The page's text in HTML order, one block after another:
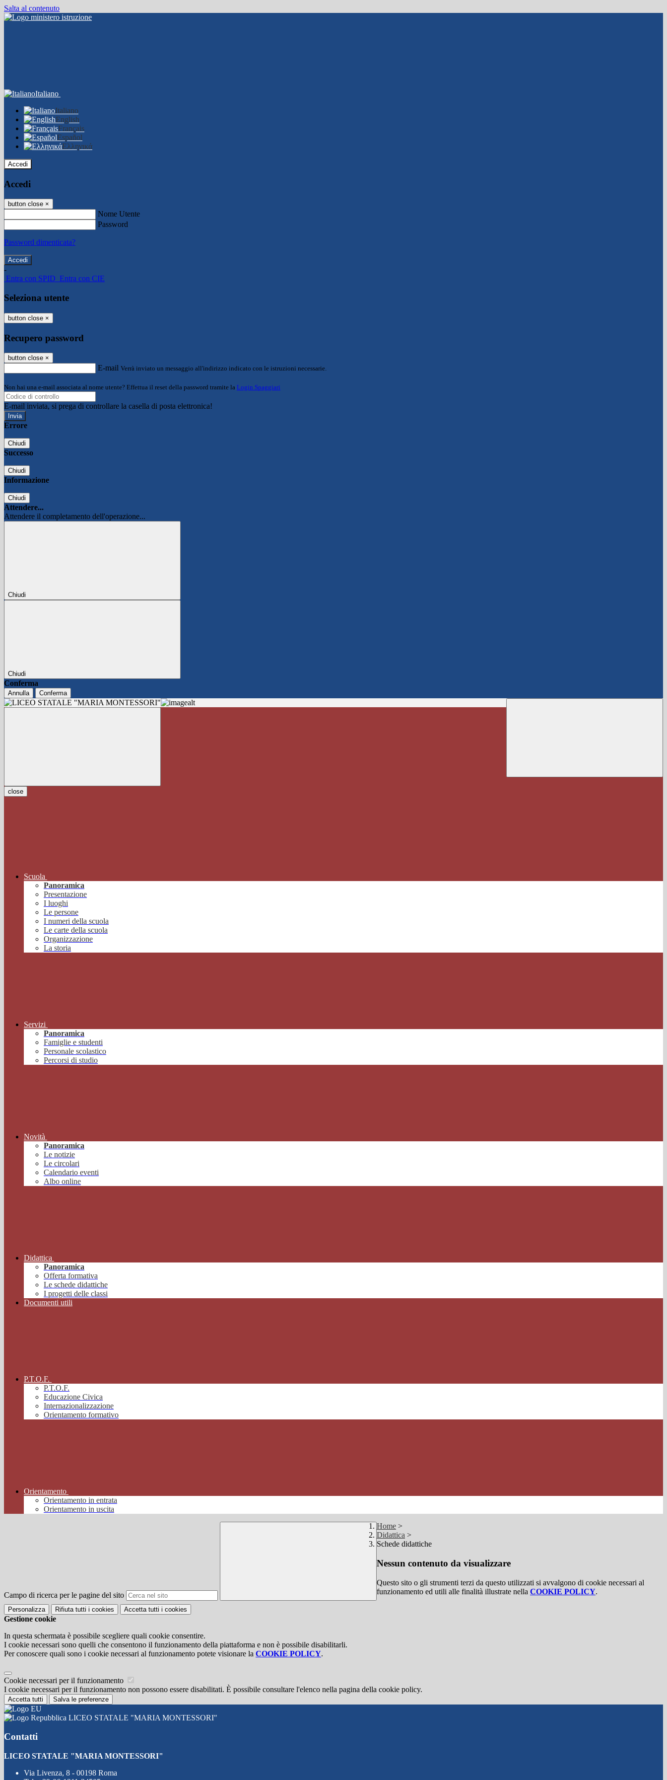
Salta al contenuto
Italiano
Italiano
English
Français
Español
Ελληνικά
Accedi
Accedi
button close ×
Nome Utente
Password
Password dimenticata?
-
Entra con SPID Entra con CIE
Seleziona utente
button close ×
Recupero password
button close ×
E-mail Verrà inviato un messaggio all'indirizzo indicato con le istruzioni necessarie.
Non hai una e-mail associata al nome utente? Effettua il reset della password tramite la Login Spaggiari
E-mail inviata, si prega di controllare la casella di posta elettronica!
Errore
Chiudi
Successo
Chiudi
Informazione
Chiudi
Attendere...
Attendere il completamento dell'operazione...
Chiudi
Chiudi
Conferma
Annulla Conferma
close
Scuola
Panoramica
Presentazione
I luoghi
Le persone
I numeri della scuola
Le carte della scuola
Organizzazione
La storia
Servizi
Panoramica
Famiglie e studenti
Personale scolastico
Percorsi di studio
Novità
Panoramica
Le notizie
Le circolari
Calendario eventi
Albo online
Didattica
Panoramica
Offerta formativa
Le schede didattiche
I progetti delle classi
Documenti utili
P.T.O.F.
P.T.O.F.
Educazione Civica
Internazionalizzazione
Orientamento formativo
Orientamento
Orientamento in entrata
Orientamento in uscita
Campo di ricerca per le pagine del sito
Home >
Didattica >
Schede didattiche
Nessun contenuto da visualizzare
Questo sito o gli strumenti terzi da questo utilizzati si avvalgono di cookie necessari al
funzionamento ed utili alle finalità illustrate nella COOKIE POLICY.
Personalizza Rifiuta tutti i cookies Accetta tutti i cookies
Gestione cookie
In questa schermata è possibile scegliere quali cookie consentire.
I cookie necessari sono quelli che consentono il funzionamento della piattaforma e non è possibile disabilitarli.
Per conoscere quali sono i cookie necessari al funzionamento potete visionare la COOKIE POLICY.
Cookie necessari per il funzionamento
I cookie necessari per il funzionamento non possono essere disabilitati. È possibile consultare l'elenco nella pagina della cookie policy.
Accetta tutti Salva le preferenze
LICEO STATALE "MARIA MONTESSORI"
Contatti
LICEO STATALE "MARIA MONTESSORI"
Via Livenza, 8 - 00198 Roma